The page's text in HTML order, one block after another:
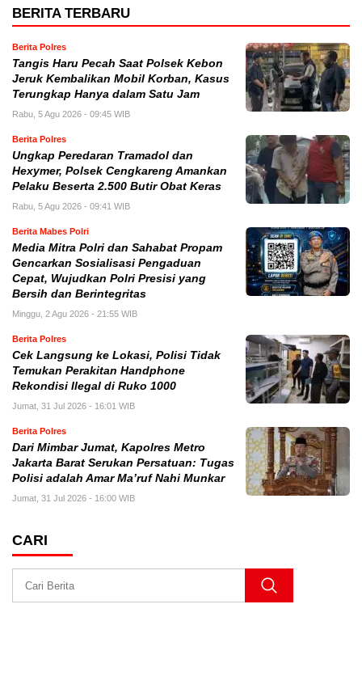
BERITA TERBARU
Berita Polres
Tangis Haru Pecah Saat Polsek Kebon
Jeruk Kembalikan Mobil Korban, Kasus
Terungkap Hanya dalam Satu Jam
Rabu, 5 Agu 2026 - 09:45 WIB
Berita Polres
Ungkap Peredaran Tramadol dan
Hexymer, Polsek Cengkareng Amankan
Pelaku Beserta 2.500 Butir Obat Keras
Rabu, 5 Agu 2026 - 09:41 WIB
Berita Mabes Polri
Media Mitra Polri dan Sahabat Propam
Gencarkan Sosialisasi Pengaduan
Cepat, Wujudkan Polri Presisi yang
Bersih dan Berintegritas
Minggu, 2 Agu 2026 - 21:55 WIB
Berita Polres
Cek Langsung ke Lokasi, Polisi Tidak
Temukan Perakitan Handphone
Rekondisi Ilegal di Ruko 1000
Jumat, 31 Jul 2026 - 16:01 WIB
Berita Polres
Dari Mimbar Jumat, Kapolres Metro
Jakarta Barat Serukan Persatuan: Tugas
Polisi adalah Amar Ma’ruf Nahi Munkar
Jumat, 31 Jul 2026 - 16:00 WIB
CARI